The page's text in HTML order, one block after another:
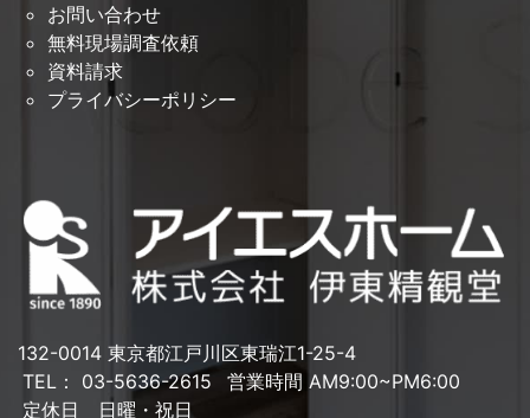
お問い合わせ
無料現場調査依頼
資料請求
プライバシーポリシー
132-0014 東京都江戸川区東瑞江1-25-4
TEL： 03-5636-2615
営業時間 AM9:00~PM6:00
定休日 日曜・祝日